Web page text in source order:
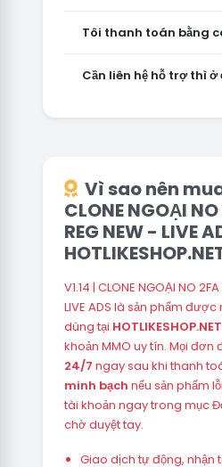
Tôi thanh toán bằng
Cần liên hệ hỗ trợ thì ở
Vì sao nên
CLONE NGOẠI NO
REG NEW - LIVE
V1.14 | CLONE NGOẠI NO
LIVE ADS là sản phẩm
dùng tại HOTLIKESHOP.NET
khoản MMO uy tín. Mọi đơn
24/7 ngay sau khi thanh
minh bạch nếu sản phẩm
tài khoản ngay trong mục
chờ duyệt tay.
Giao dịch tự động, nhận